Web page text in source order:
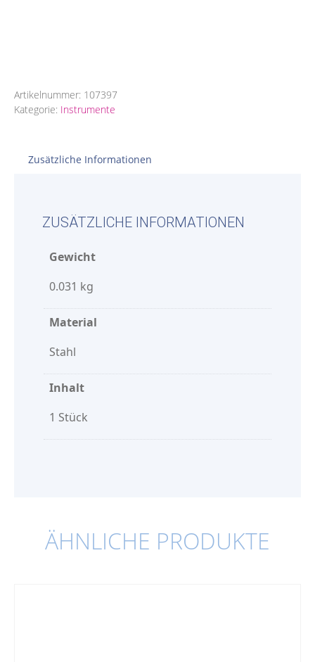
Artikelnummer: 107397
Kategorie: Instrumente
Zusätzliche Informationen
ZUSÄTZLICHE INFORMATIONEN
Gewicht
0.031 kg
Material
Stahl
Inhalt
1 Stück
ÄHNLICHE PRODUKTE